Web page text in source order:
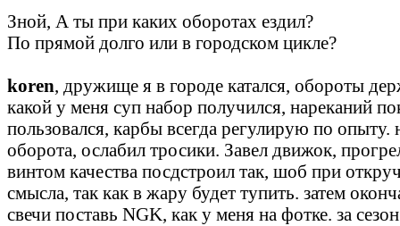
Зной, А ты при каких оборотах ездил?
По прямой долго или в городском цикле?
koren, дружище я в городе катался, обороты
какой у меня суп набор получился, нареканий
пользовался, карбы всегда регулирую по
оборота, ослабил тросики. Завел движок,
винтом качества посдстроил так, шоб при
смысла, так как в жару будет тупить. затем
свечи поставь NGK, как у меня на фотке. за